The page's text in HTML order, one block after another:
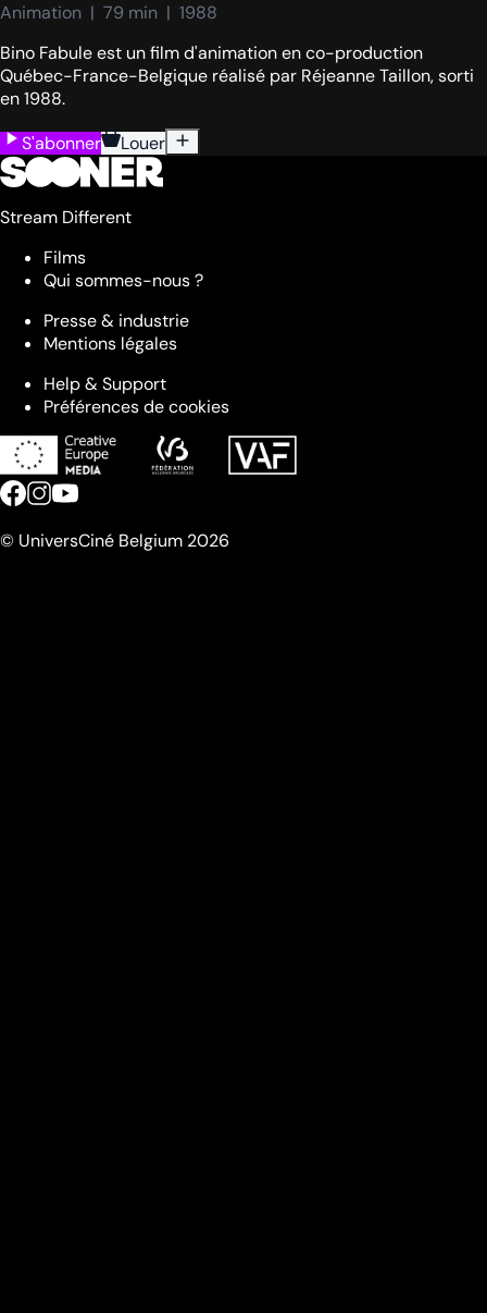
Animation  |  79 min  |  1988
Bino Fabule est un film d'animation en co-production
Québec-France-Belgique réalisé par Réjeanne Taillon, sorti
en 1988.
S'abonner
Louer
Stream Different
Films
Qui sommes-nous ?
Presse & industrie
Mentions légales
Help & Support
Préférences de cookies
© UniversCiné Belgium 2026